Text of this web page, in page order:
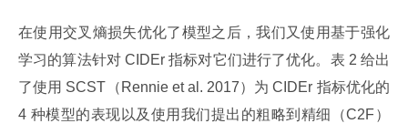
在使用交叉熵损失优化了模型之后，我们又使用基于强化
学习的算法针对 CIDEr 指标对它们进行了优化。表 2 给出
了使用 SCST（Rennie et al. 2017）为 CIDEr 指标优化的
4 种模型的表现以及使用我们提出的粗略到精细（C2F）